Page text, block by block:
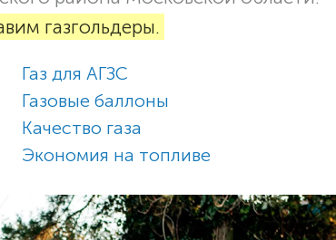
газгольдеры.
Газ для АГЗС
Газовые баллоны
Качество газа
Экономия на топливе